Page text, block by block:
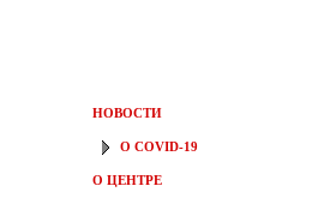
НОВОСТИ
О COVID-19
О ЦЕНТРЕ